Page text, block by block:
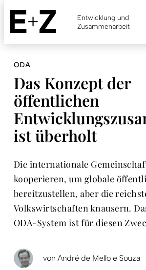
Skip
main
content
Entwicklung und
Zusammenarbeit
ODA
Das Konzept der
öffentlichen
ist überholt
Die internationale
kooperieren, um globale
bereitzustellen, aber die
Volkswirtschaften knausern.
ODA-System ist für diesen
von André de Mello e Souza